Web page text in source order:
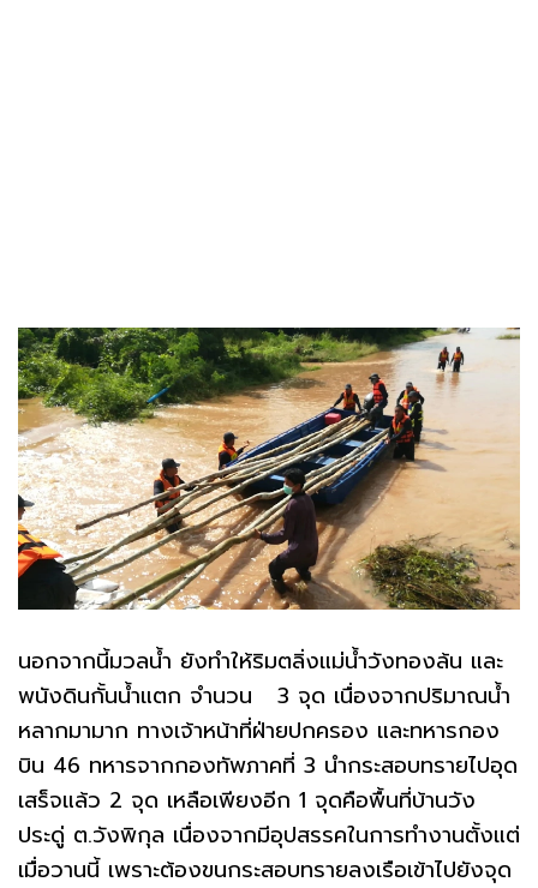
นอกจากนี้มวลน้ำ ยังทำให้ริมตลิ่งแม่น้ำวังทองล้น และ
พนังดินกั้นน้ำแตก จำนวน 3 จุด เนื่องจากปริมาณน้ำ
หลากมามาก ทางเจ้าหน้าที่ฝ่ายปกครอง และทหารกอง
บิน 46 ทหารจากกองทัพภาคที่ 3 นำกระสอบทรายไปอุด
เสร็จแล้ว 2 จุด เหลือเพียงอีก 1 จุดคือพื้นที่บ้านวัง
ประดู่ ต.วังพิกุล เนื่องจากมีอุปสรรคในการทำงานตั้งแต่
เมื่อวานนี้ เพราะต้องขนกระสอบทรายลงเรือเข้าไปยังจุด